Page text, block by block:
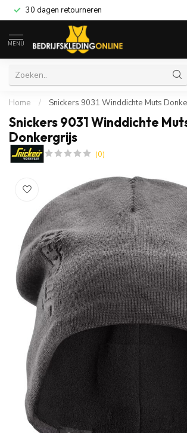
30 dagen retourneren
MENU
Home / Snickers 9031 Winddichte Muts
Snickers 9031 Winddichte
Donkergrijs
(0)